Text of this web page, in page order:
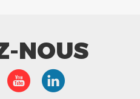
NOUS